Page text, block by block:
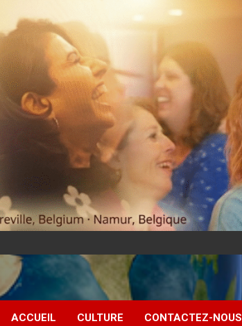
ACCUEIL CULTURE CONTACTEZ-NOUS